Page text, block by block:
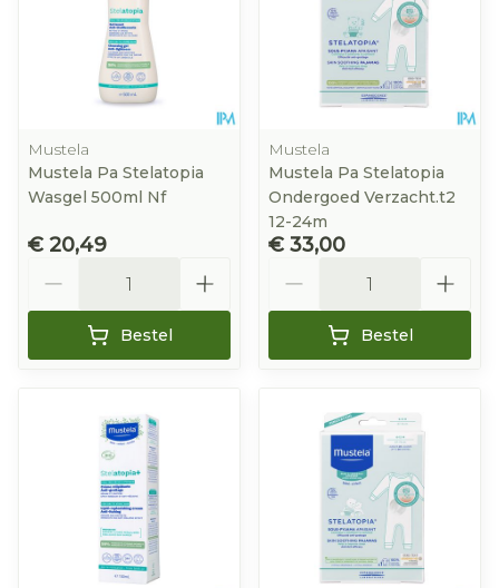
Mustela
Mustela Pa Stelatopia
Wasgel 500ml Nf
€ 20,49
Bestel
Mustela
Mustela Pa Stelatopia
Ondergoed Verzacht.t2
12-24m
€ 33,00
Bestel